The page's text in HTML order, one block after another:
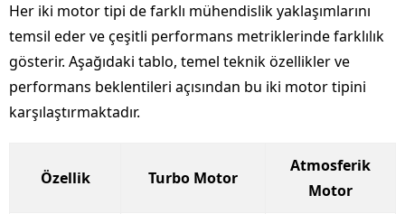
Her iki motor tipi de farklı mühendislik yaklaşımlarını
temsil eder ve çeşitli performans metriklerinde farklılık
gösterir. Aşağıdaki tablo, temel teknik özellikler ve
performans beklentileri açısından bu iki motor tipini
karşılaştırmaktadır.
Özellik Turbo Motor
Atmosferik
Motor